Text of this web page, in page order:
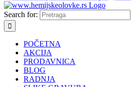
Search for:
POČETNA
AKCIJA
PRODAVNICA
BLOG
RADNJA